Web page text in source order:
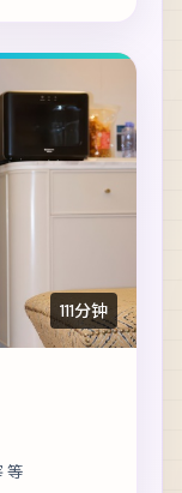
111分钟
等